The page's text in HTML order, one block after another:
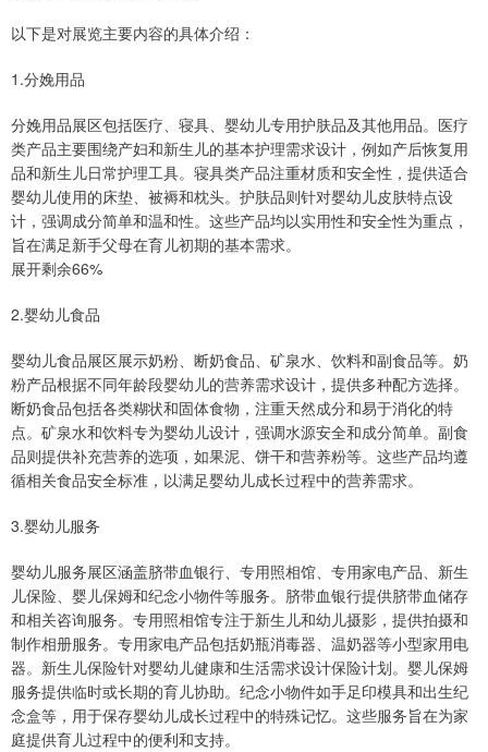
以下是对展览主要内容的具体介绍：
1.分娩用品
分娩用品展区包括医疗、寝具、婴幼儿专用护肤品及其他用品。医疗
类产品主要围绕产妇和新生儿的基本护理需求设计，例如产后恢复用
品和新生儿日常护理工具。寝具类产品注重材质和安全性，提供适合
婴幼儿使用的床垫、被褥和枕头。护肤品则针对婴幼儿皮肤特点设
计，强调成分简单和温和性。这些产品均以实用性和安全性为重点，
旨在满足新手父母在育儿初期的基本需求。
展开剩余66%
2.婴幼儿食品
婴幼儿食品展区展示奶粉、断奶食品、矿泉水、饮料和副食品等。奶
粉产品根据不同年龄段婴幼儿的营养需求设计，提供多种配方选择。
断奶食品包括各类糊状和固体食物，注重天然成分和易于消化的特
点。矿泉水和饮料专为婴幼儿设计，强调水源安全和成分简单。副食
品则提供补充营养的选项，如果泥、饼干和营养粉等。这些产品均遵
循相关食品安全标准，以满足婴幼儿成长过程中的营养需求。
3.婴幼儿服务
婴幼儿服务展区涵盖脐带血银行、专用照相馆、专用家电产品、新生
儿保险、婴儿保姆和纪念小物件等服务。脐带血银行提供脐带血储存
和相关咨询服务。专用照相馆专注于新生儿和幼儿摄影，提供拍摄和
制作相册服务。专用家电产品包括奶瓶消毒器、温奶器等小型家用电
器。新生儿保险针对婴幼儿健康和生活需求设计保险计划。婴儿保姆
服务提供临时或长期的育儿协助。纪念小物件如手足印模具和出生纪
念盒等，用于保存婴幼儿成长过程中的特殊记忆。这些服务旨在为家
庭提供育儿过程中的便利和支持。